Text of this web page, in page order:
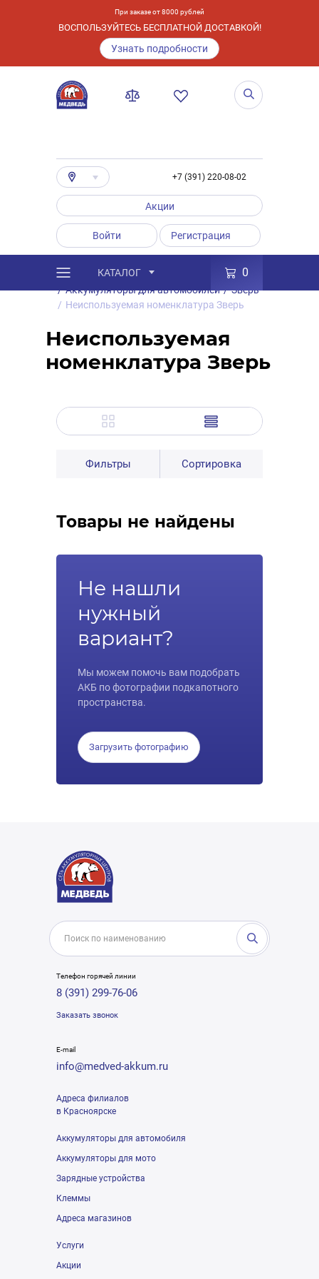
При заказе от 8000 рублей
ВОСПОЛЬЗУЙТЕСЬ БЕСПЛАТНОЙ ДОСТАВКОЙ!
Узнать подробности
+7 (391) 220-08-02
Акции
Войти Регистрация
КАТАЛОГ 0
Каталог / Товары
Аккумуляторы
/ Аккумуляторы для автомобилей / Зверь
/ Неиспользуемая номенклатура Зверь
Неиспользуемая
номенклатура Зверь
Фильтры Сортировка
Товары не найдены
Не нашли
нужный
вариант?
Мы можем помочь вам подобрать
АКБ по фотографии подкапотного
пространства.
Загрузить фотографию
Телефон горячей линии
8 (391) 299-76-06
Заказать звонок
E-mail
info@medved-akkum.ru
Адреса филиалов
в Красноярске
Аккумуляторы для автомобиля
Аккумуляторы для мото
Зарядные устройства
Клеммы
Адреса магазинов
Услуги
Акции